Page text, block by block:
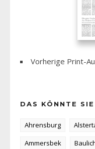
Vorherige Print-
DAS KÖNNTE
Ahrensburg
Ammersbek